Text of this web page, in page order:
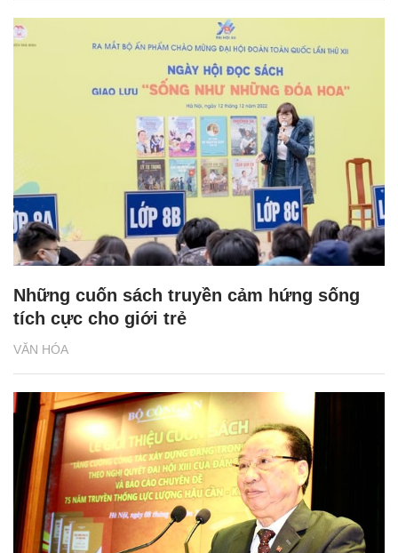
VĂN HÓA
Những cuốn sách truyền cảm hứng sống
tích cực cho giới trẻ